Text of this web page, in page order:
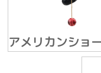
アメリカンショ